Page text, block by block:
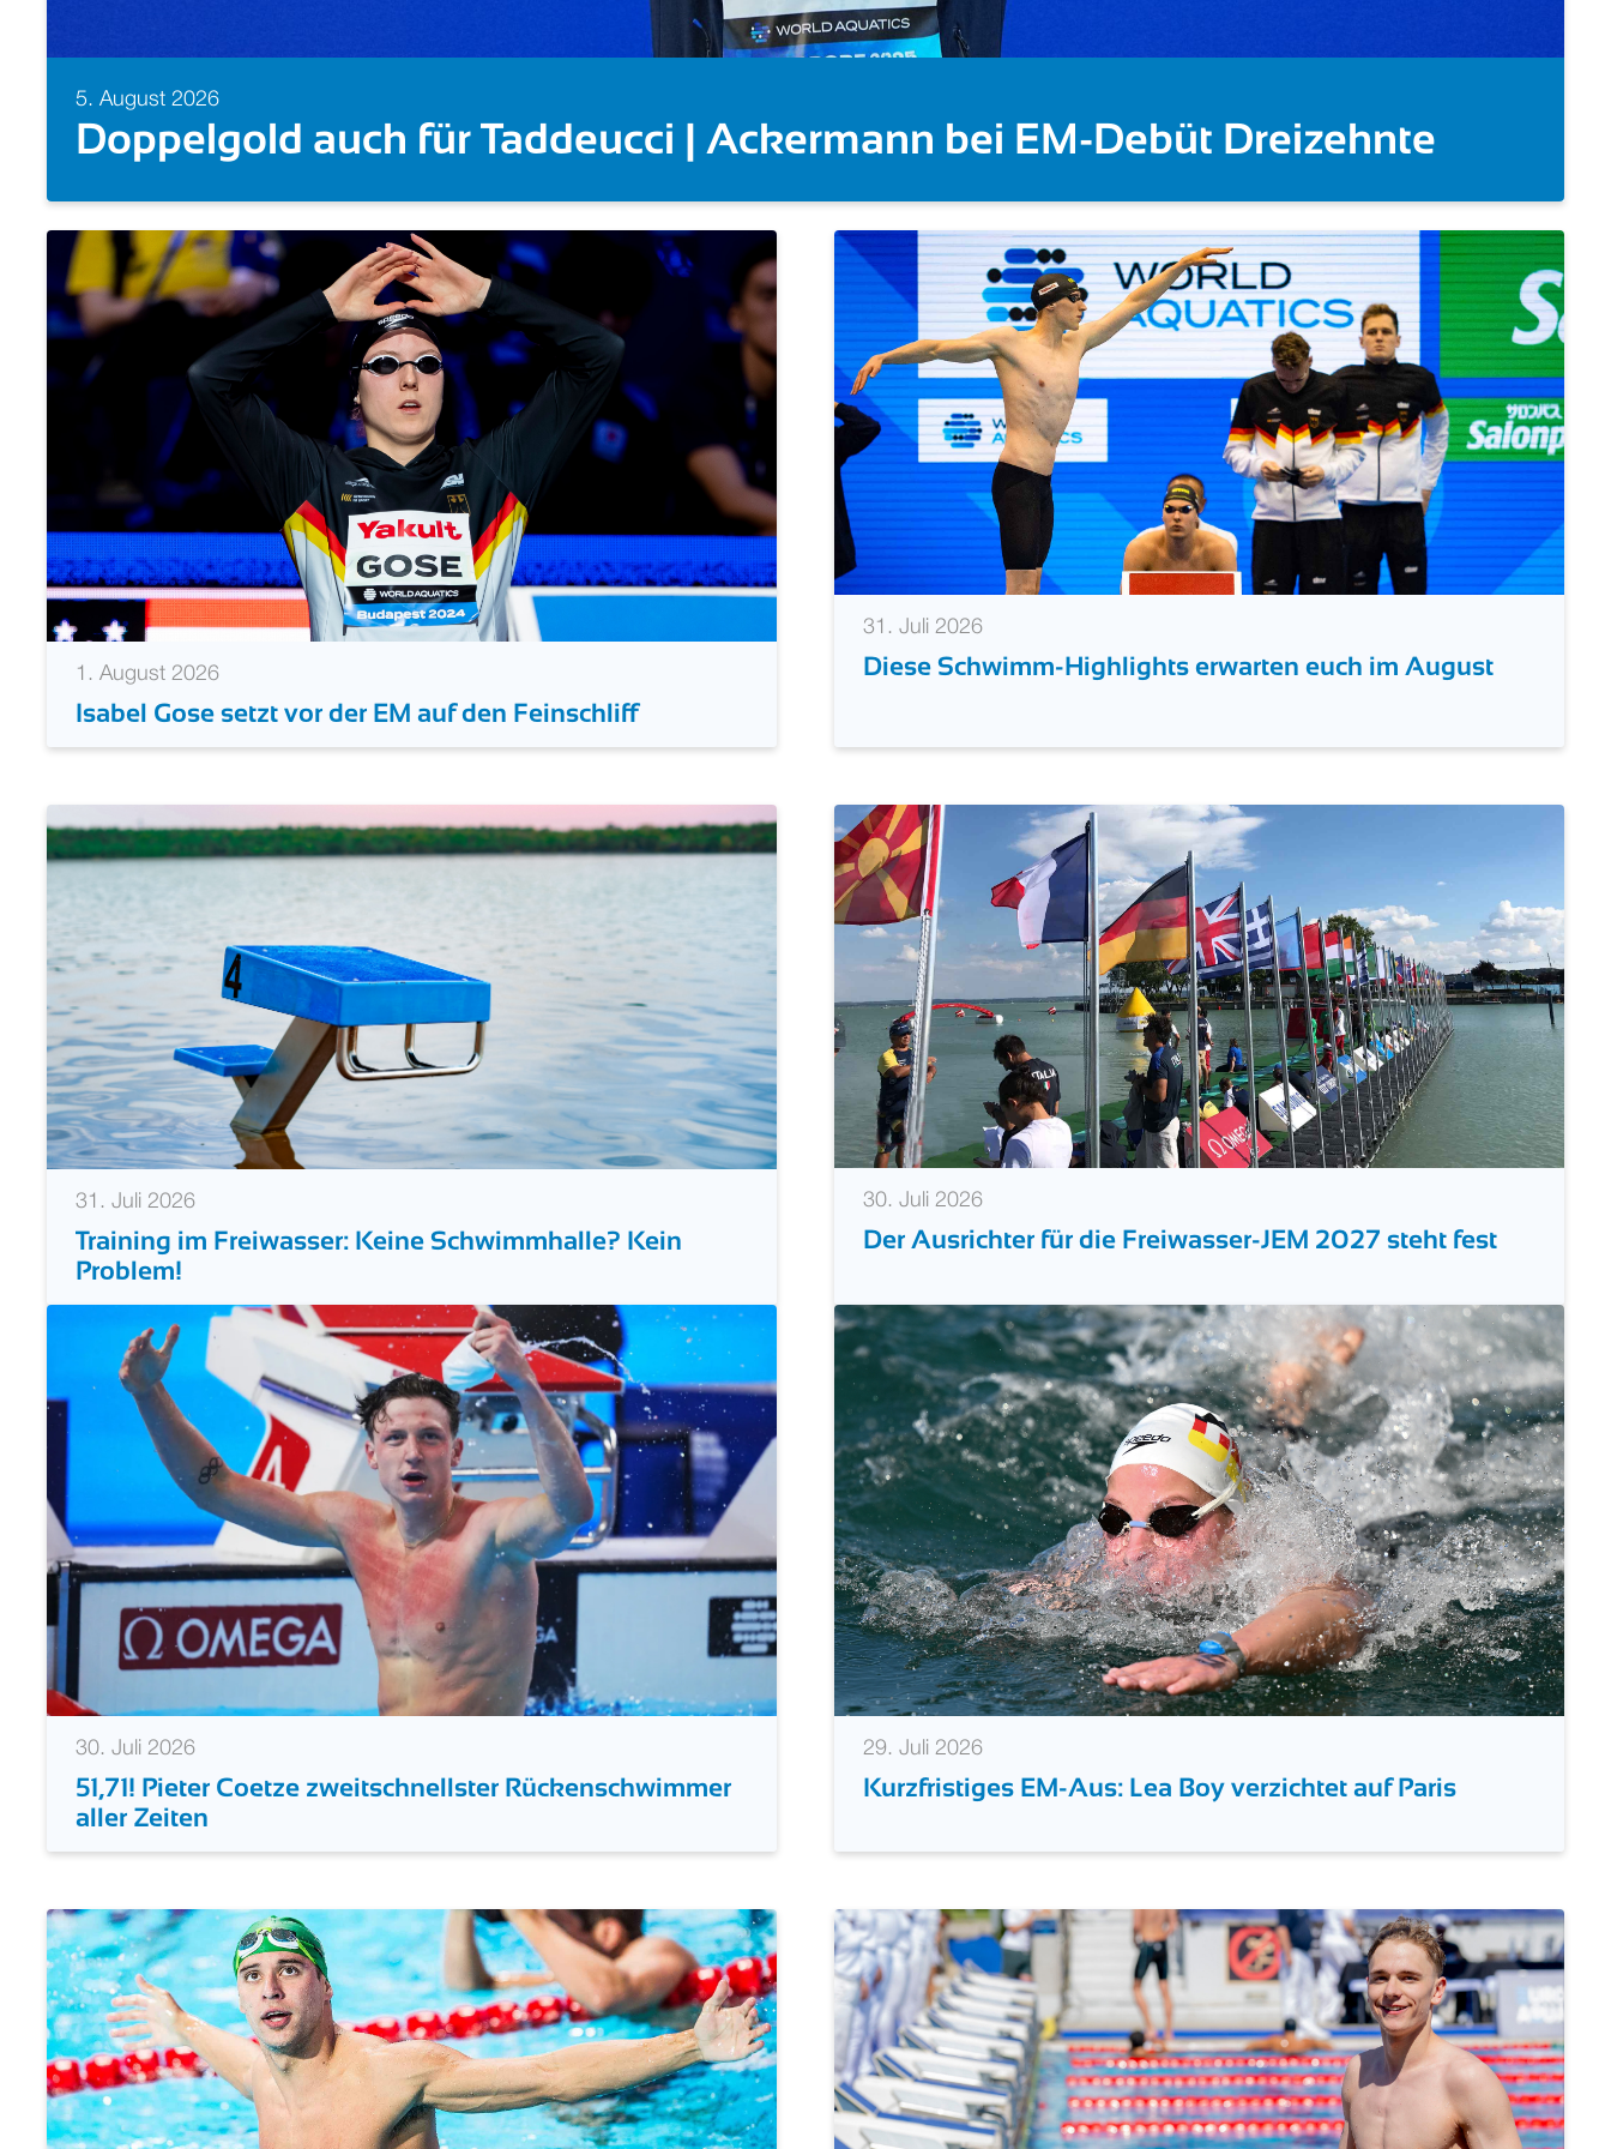
5. August 2026
Zweites GOLD! Florian Wellbrock überragt auch über 5km!
1. August 2026
Isabel Gose setzt vor der EM auf den Feinschliff
31. Juli 2026
Diese Schwimm-Highlights erwarten euch im August
31. Juli 2026
Training im Freiwasser: Keine Schwimmhalle? Kein
Problem!
30. Juli 2026
Der Ausrichter für die Freiwasser-JEM 2027 steht fest
30. Juli 2026
51,71! Pieter Coetze zweitschnellster Rückenschwimmer
aller Zeiten
29. Juli 2026
Kurzfristiges EM-Aus: Lea Boy verzichtet auf Paris